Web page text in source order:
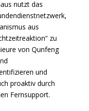
nutzt das
aus
zu
von Qunfeng
und
proaktiv durch
Fernsupport.